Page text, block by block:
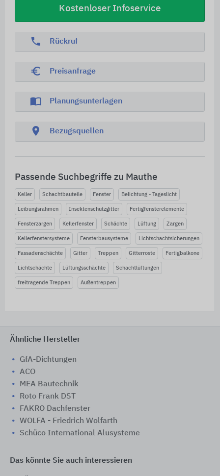
Kostenloser Infoservice
phone Rückruf
euro_symbol Preisanfrage
import_contacts Planungsunterlagen
location_on Bezugsquellen
Passende Suchbegriffe zu Mauthe
Keller Schachtbauteile Fenster Belichtung - Tageslicht
Leibungsrahmen Insektenschutzgitter Fertigfensterelemente
Fensterzargen Kellerfenster Schächte Lüftung Zargen
Kellerfenstersysteme Fensterbausysteme Lichtschachtsicherungen
Fassadenschächte Gitter Treppen Gitterroste Fertigbalkone
Lichtschächte Lüftungsschächte Schachtlüftungen
freitragende Treppen Außentreppen
Ähnliche Hersteller
GfA-Dichtungen
ACO
MEA Bautechnik
Roto Frank DST
FAKRO Dachfenster
WOLFA - Friedrich Wolfarth
Schüco International Alusysteme
Das könnte Sie auch interessieren